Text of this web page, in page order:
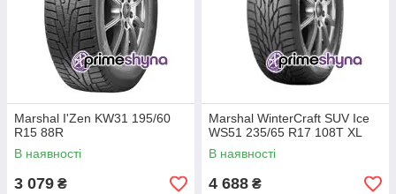
Marshal I'Zen KW31 195/60
R15 88R
В наявності
3 079 ₴
Marshal WinterCraft SUV Ice
WS51 235/65 R17 108T XL
В наявності
4 688 ₴